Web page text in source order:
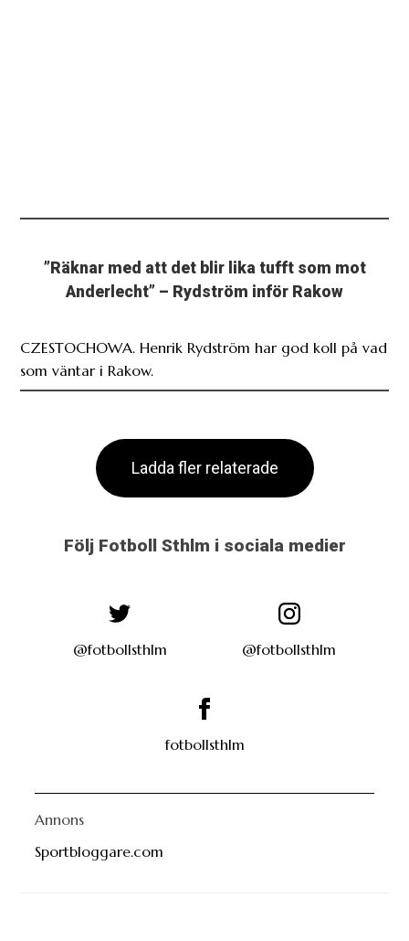
”Räknar med att det blir lika tufft som mot
Anderlecht” – Rydström inför Rakow
CZESTOCHOWA. Henrik Rydström har god koll på vad
som väntar i Rakow.
Ladda fler relaterade
Följ Fotboll Sthlm i sociala medier
@fotbollsthlm @fotbollsthlm
fotbollsthlm
Annons
Sportbloggare.com